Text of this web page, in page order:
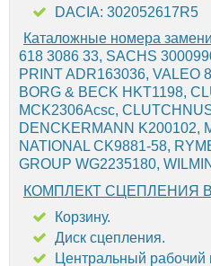
DACIA: 302052617R5
Каталожные номера
618 3086 33, SACHS
PRINT ADR163036, VALEO
BORG & BECK HKT1198,
MCK2306Acsc,
DENCKERMANN K200102,
NATIONAL CK9881-58,
GROUP WG2235180,
КОМПЛЕКТ СЦЕПЛЕНИЯ
Корзину.
Диск сцепления.
Центральный рабочий